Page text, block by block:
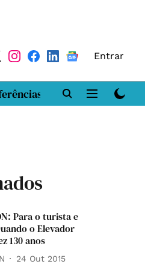
Entrar
DN LAB
Para o turista e
o Elevador
130 anos
24 Out 2015